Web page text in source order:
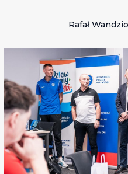
Rafał